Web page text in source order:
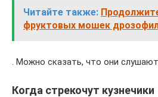
Читайте также:
фруктовых мошек
. Можно сказать, что они
Когда стрекочут кузнечики